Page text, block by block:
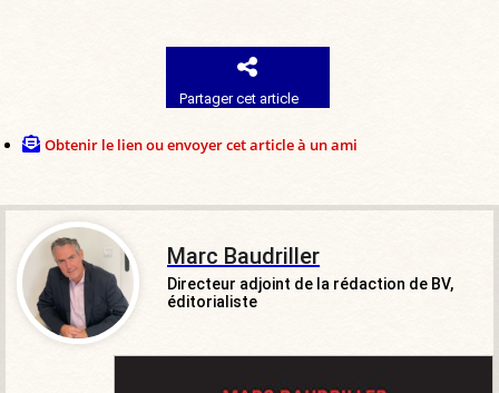
Partager cet article
Obtenir le lien ou envoyer cet article à un ami
Marc Baudriller
Directeur adjoint de la rédaction de BV,
éditorialiste